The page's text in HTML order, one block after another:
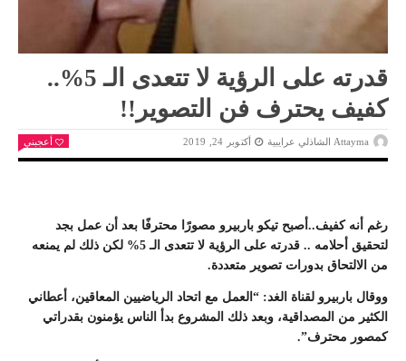
قدرته على الرؤية لا تتعدى الـ 5%..
كفيف يحترف فن التصوير!!
Attayma الشاذلي عرايبية أكتوبر 24, 2019 أعجبني
رغم أنه كفيف..أصبح تيكو باربيرو مصورًا محترفًا بعد أن عمل بجد
لتحقيق أحلامه .. قدرته على الرؤية لا تتعدى الـ 5% لكن ذلك لم يمنعه
من الالتحاق بدورات تصوير متعددة.
ووقال باربيرو لقناة الغد: “العمل مع اتحاد الرياضيين المعاقين، أعطاني
الكثير من المصداقية، وبعد ذلك المشروع بدأ الناس يؤمنون بقدراتي
كمصور محترف”.